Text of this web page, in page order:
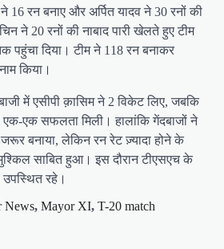
16 रन बनाए और अर्पित यादव ने 30 रनों की
ने 20 रनों की नाबाद पारी खेलते हुए टीम
पहुंचा दिया। टीम ने 118 रन बनाकर
किया।
में एसीपी क़ासिम ने 2 विकेट लिए, जबकि
एक सफलता मिली। हालांकि गेंदबाजों ने
बनाया, लेकिन रन रेट ज़्यादा होने के
साबित हुआ। इस दौरान टीएसएच के
उपस्थित रहे।
News, Mayor XI, T-20 match